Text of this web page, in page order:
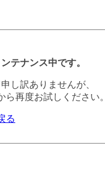
テナンス中です。
し訳ありませんが、
ら再度お試しください。
る